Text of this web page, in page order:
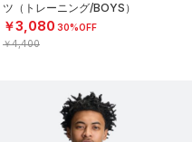
ツ（トレーニング/BOYS）
￥3,080 30%OFF
￥4,400